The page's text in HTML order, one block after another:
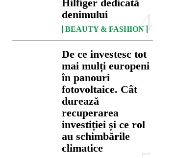
Hilfiger dedicată
denimului
BEAUTY & FASHION
De ce investesc tot
mai mulți europeni
în panouri
fotovoltaice. Cât
durează
recuperarea
investiției și ce rol
au schimbările
climatice